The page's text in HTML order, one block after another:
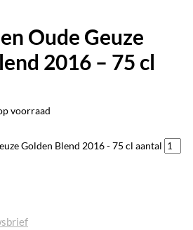
Oude Geuze
2016 – 75 cl
voorraad
Golden Blend 2016 - 75 cl aantal